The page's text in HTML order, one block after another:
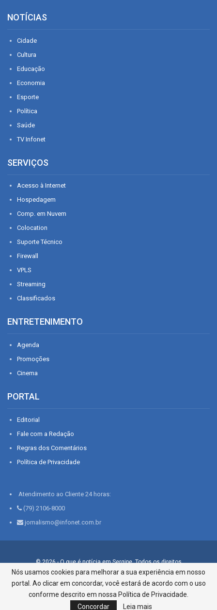
NOTÍCIAS
Cidade
Cultura
Educação
Economia
Esporte
Política
Saúde
TV Infonet
SERVIÇOS
Acesso à Internet
Hospedagem
Comp. em Nuvem
Colocation
Suporte Técnico
Firewall
VPLS
Streaming
Classificados
ENTRETENIMENTO
Agenda
Promoções
Cinema
PORTAL
Editorial
Fale com a Redação
Regras dos Comentários
Política de Privacidade
Atendimento ao Cliente 24 horas:
(79) 2106-8000
jornalismo@infonet.com.br
© 2026 - O que é notícia em Sergipe. Todos os direitos
reservados.
Infonet - Rua Monsenhor Silveira 276, Bairro São José |
Aracaju-SE, CEP 49015-030, Fone: 79.2106.8000 - CI Centro de
Informações LTDA
Nós usamos cookies para melhorar a sua experiência em nosso
portal. Ao clicar em concordar, você estará de acordo com o uso
conforme descrito em nossa Política de Privacidade.
Concordar
Leia mais